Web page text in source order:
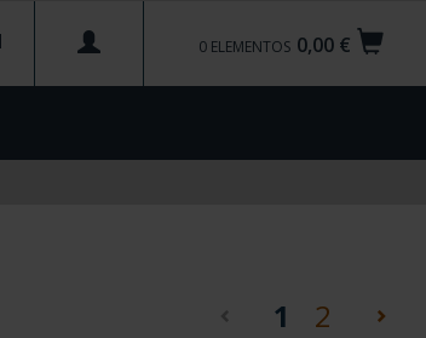
0,00 €
0 ELEMENTOS
1 (current)
2